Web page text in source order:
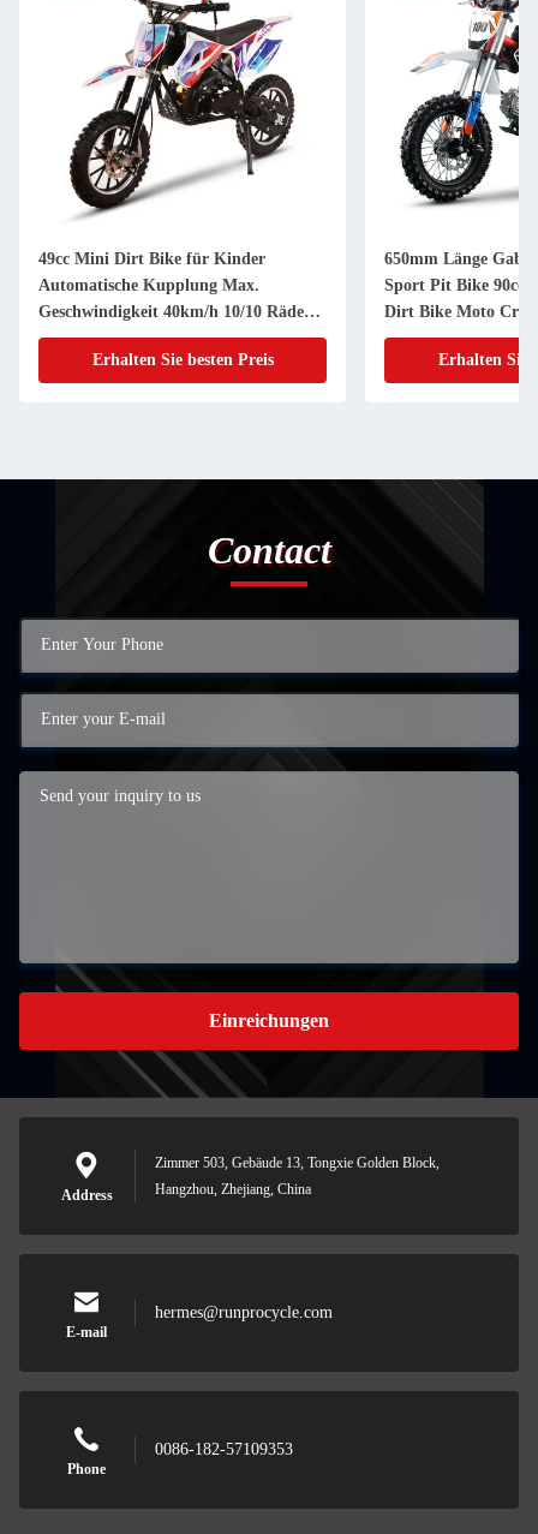
49cc Mini Dirt Bike für Kinder
Automatische Kupplung Max.
Geschwindigkeit 40km/h 10/10 Räder
2024 Modell
Erhalten Sie besten Preis
650mm Länge
Sport Pit Bike 90cc
Dirt Bike Moto Cross
Erhalten Sie
Contact
Einreichungen
Address
Zimmer 503, Gebäude 13, Tongxie Golden Block,
Hangzhou, Zhejiang, China
E-mail
hermes@runprocycle.com
Phone
0086-182-57109353